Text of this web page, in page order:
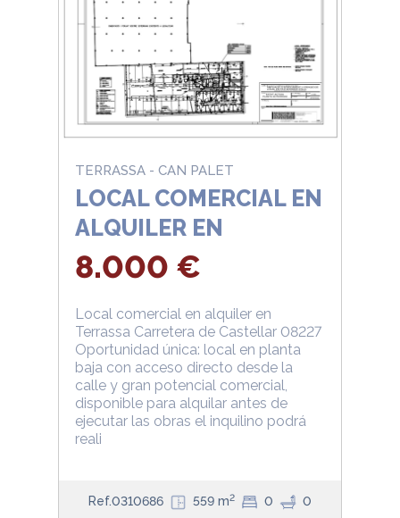
TERRASSA - CAN PALET
LOCAL COMERCIAL EN
ALQUILER EN
TERRASSA
8.000 €
Local comercial en alquiler en
Terrassa Carretera de Castellar 08227
Oportunidad única: local en planta
baja con acceso directo desde la
calle y gran potencial comercial,
disponible para alquilar antes de
ejecutar las obras el inquilino podrá
reali
Ref.0310686 559 m2 0 0